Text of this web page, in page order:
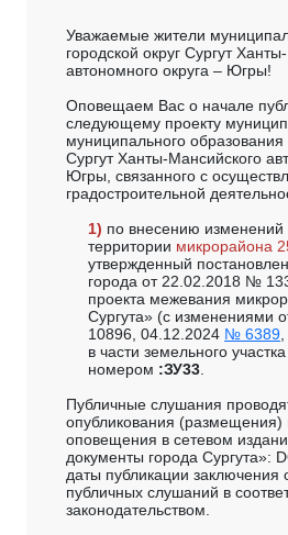
Уважаемые жители
городской округ Сургут
автономного округа – Югры!
Оповещаем Вас о начале
следующему проекту
муниципального образования
Сургут Ханты-Мансийского
Югры, связанного с
градостроительной
1) по внесению изменений
территории микрорайона
утвержденный
города от 22.02.2018 №
проекта межевания
Сургута» (с изменениями
10896, 04.12.2024 № 6389
в части земельного
номером :ЗУ33.
Публичные слушания
опубликования (размещения)
оповещения в сетевом
документы города Сургута»:
даты публикации заключения
публичных слушаний в
законодательством.